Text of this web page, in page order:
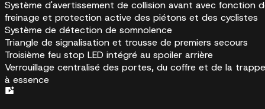
Système d'avertissement de collision avant avec fonction
freinage et protection active des piétons et des cyclistes
Système de détection de somnolence
Triangle de signalisation et trousse de premiers secours
Troisième feu stop LED intégré au spoiler arrière
Verrouillage centralisé des portes, du coffre et de la trappe
à essence